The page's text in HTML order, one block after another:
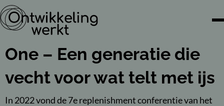
One – Een generatie die
vecht voor wat telt met ijs
In 2022 vond de 7e replenishment conferentie van het